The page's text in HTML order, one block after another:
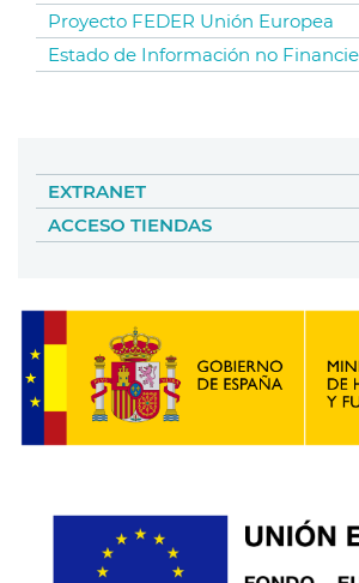
Proyecto FEDER Unión Europea
Estado de Información no
EXTRANET
ACCESO TIENDAS